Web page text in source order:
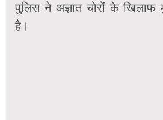
पुलिस ने अज्ञात चोरों के खिलाफ
है।